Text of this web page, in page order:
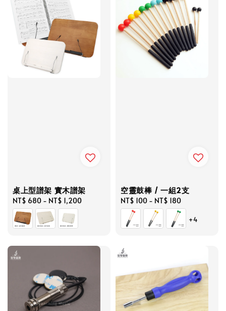
桌上型譜架 實木譜架
Regular
price
NT$ 680 - NT$ 1,200
空靈鼓棒 / 一組2支
Regular
price
NT$ 100 - NT$ 180
+4